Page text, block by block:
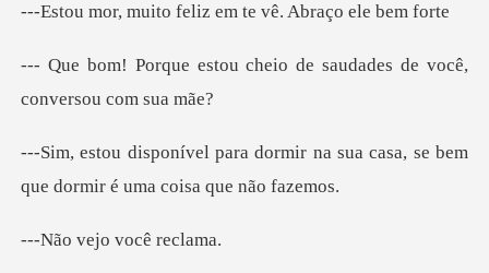
o feliz em te vê.
cheio de saudades de voc
rmir na sua casa, se bem
que dor
ejo você